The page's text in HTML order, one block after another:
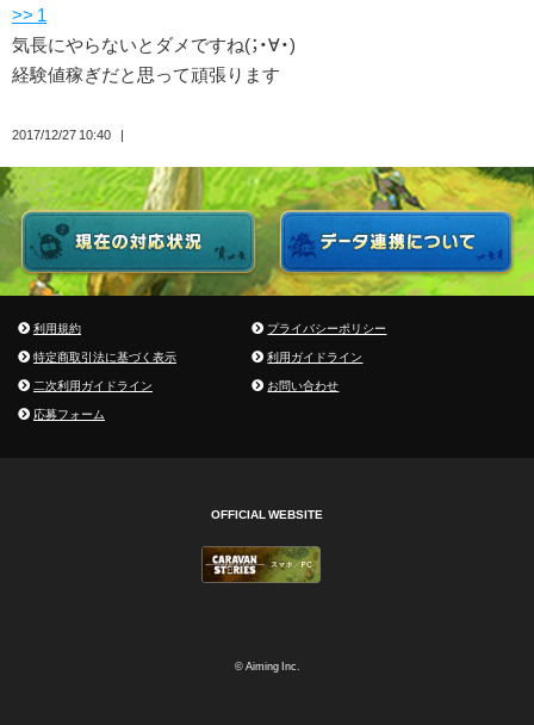
>> 1
気長にやらないとダメですね(；・∀・)
経験値稼ぎだと思って頑張ります
2017/12/27 10:40
利用規約
プライバシーポリシー
特定商取引法に基づく表示
利用ガイドライン
二次利用ガイドライン
お問い合わせ
応募フォーム
OFFICIAL WEBSITE
© Aiming Inc.